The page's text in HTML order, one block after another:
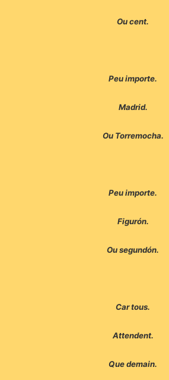
Ou cent.
Peu importe.
Madrid.
Ou Torremocha.
Peu importe.
Figurón.
Ou segundón.
Car tous.
Attendent.
Que demain.